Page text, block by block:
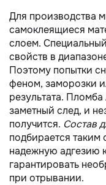
Для производства
самоклеящиеся
слоем.
свойств в
Поэтому попытки
феном, заморозки
результата.
заметный след, и
получится. Состав
подбирается таким
надежную адгезию
гарантировать
при отрывании.